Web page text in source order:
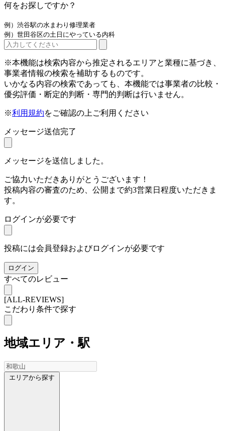
何をお探しですか？
例）渋谷駅の水まわり修理業者
例）世田谷区の土日にやっている内科
※本機能は検索内容から推定されるエリアと業種に基づき、
事業者情報の検索を補助するものです。
いかなる内容の検索であっても、本機能では事業者の比較・
優劣評価・断定的判断・専門的判断は行いません。
※利用規約をご確認の上ご利用ください
メッセージ送信完了
メッセージを送信しました。
ご協力いただきありがとうございます！
投稿内容の審査のため、公開まで約3営業日程度いただきま
す。
ログインが必要です
投稿には会員登録およびログインが必要です
ログイン
すべてのレビュー
[ALL-REVIEWS]
こだわり条件で探す
地域エリア・駅
エリアから探す